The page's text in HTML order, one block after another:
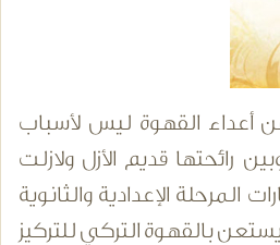
أعداء القهوة ليس لأسباب
رائحتها قديم الأزل ولازلت
المرحلة الإعدادية والثانوية
بالقهوة التركي للتركيز